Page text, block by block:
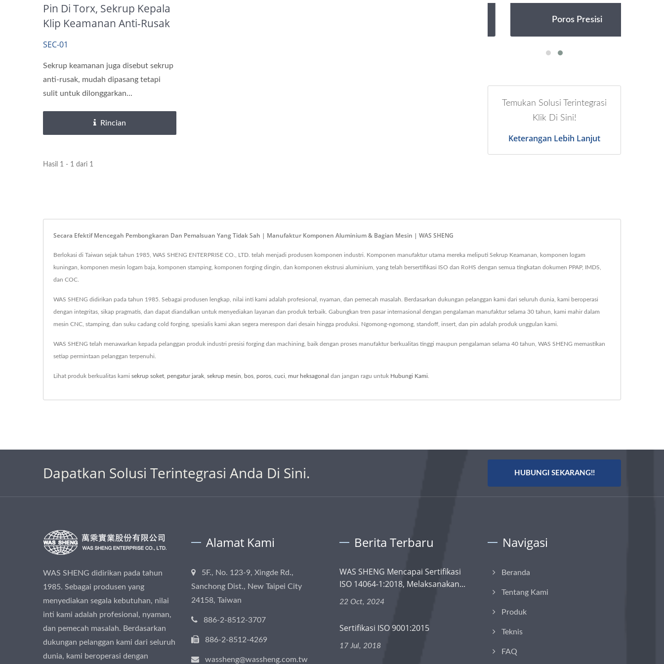
Pin Di Torx, Sekrup Kepala
Klip Keamanan Anti-Rusak
(satu Arah)
SEC-01
Sekrup keamanan juga disebut sekrup
anti-rusak, mudah dipasang tetapi
sulit untuk dilonggarkan...
Rincian
Hasil 1 - 1 dari 1
Sisipan Kuningan Poros Presisi
Temukan Solusi Terintegrasi
Klik Di Sini!
Keterangan Lebih Lanjut
Secara Efektif Mencegah Pembongkaran Dan Pemalsuan Yang Tidak Sah | Manufaktur Komponen Aluminium & Bagian Mesin | WAS SHENG
Berlokasi di Taiwan sejak tahun 1985, WAS SHENG ENTERPRISE CO., LTD. telah menjadi produsen komponen industri. Komponen manufaktur utama mereka meliputi Sekrup Keamanan, komponen logam
kuningan, komponen mesin logam baja, komponen stamping, komponen forging dingin, dan komponen ekstrusi aluminium, yang telah bersertifikasi ISO dan RoHS dengan semua tingkatan dokumen PPAP, IMDS,
dan COC.
WAS SHENG didirikan pada tahun 1985. Sebagai produsen lengkap, nilai inti kami adalah profesional, nyaman, dan pemecah masalah. Berdasarkan dukungan pelanggan kami dari seluruh dunia, kami beroperasi
dengan integritas, sikap pragmatis, dan dapat diandalkan untuk menyediakan layanan dan produk terbaik. Gabungkan tren pasar internasional dengan pengalaman manufaktur selama 30 tahun, kami mahir dalam
mesin CNC, stamping, dan suku cadang cold forging, spesialis kami akan segera merespon dari desain hingga produksi. Ngomong-ngomong, standoff, insert, dan pin adalah produk unggulan kami.
WAS SHENG telah menawarkan kepada pelanggan produk industri presisi forging dan machining, baik dengan proses manufaktur berkualitas tinggi maupun pengalaman selama 40 tahun, WAS SHENG memastikan
setiap permintaan pelanggan terpenuhi.
Lihat produk berkualitas kami sekrup soket pengatur jarak sekrup mesin bos poros cuci mur heksagonal dan jangan ragu untuk Hubungi Kami
Dapatkan Solusi Terintegrasi Anda Di Sini. HUBUNGI SEKARANG!!
WAS SHENG didirikan pada tahun
1985. Sebagai produsen yang
menyediakan segala kebutuhan, nilai
inti kami adalah profesional, nyaman,
dan pemecah masalah. Berdasarkan
dukungan pelanggan kami dari seluruh
dunia, kami beroperasi dengan
Alamat Kami
5F., No. 123-9, Xingde Rd.,
Sanchong Dist., New Taipei City
24158, Taiwan
886-2-8512-3707
886-2-8512-4269
wassheng@wassheng.com.tw
Berita Terbaru
WAS SHENG Mencapai Sertifikasi
ISO 14064-1:2018, Melaksanakan...
22 Oct, 2024
Sertifikasi ISO 9001:2015
17 Jul, 2018
Navigasi
Beranda
Tentang Kami
Produk
Teknis
FAQ